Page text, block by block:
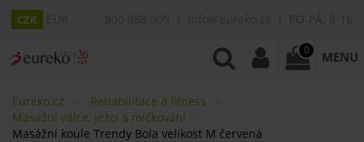
CZK
0 MENU
Eureko.cz
Rehabilitace a fitness
Masážní válce, ježci a míčkování
Masážní koule Trendy Bola velikost M červená